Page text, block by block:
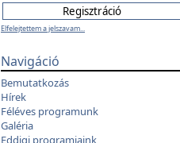
Elfelejtettem a jelszavam...
Navigáció
Bemutatkozás
Hírek
Féléves programunk
Galéria
Eddigi programjaink